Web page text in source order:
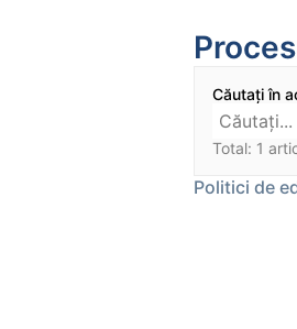
Căutați în
Total: 1
Politici de